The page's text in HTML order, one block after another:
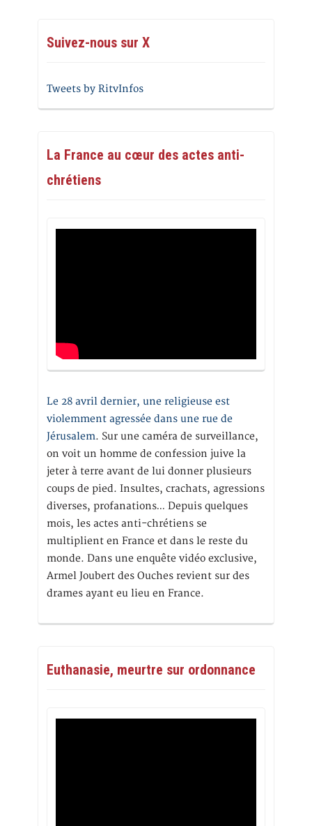
Suivez-nous sur X
Tweets by RitvInfos
La France au cœur des actes anti-
chrétiens
Le 28 avril dernier, une religieuse est
violemment agressée dans une rue de
Jérusalem. Sur une caméra de surveillance,
on voit un homme de confession juive la
jeter à terre avant de lui donner plusieurs
coups de pied. Insultes, crachats, agressions
diverses, profanations… Depuis quelques
mois, les actes anti-chrétiens se
multiplient en France et dans le reste du
monde. Dans une enquête vidéo exclusive,
Armel Joubert des Ouches revient sur des
drames ayant eu lieu en France.
Euthanasie, meurtre sur ordonnance